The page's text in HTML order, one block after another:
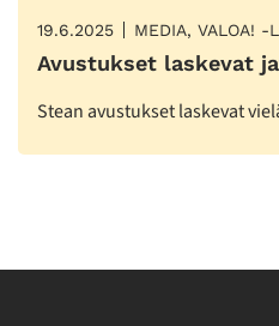
19.6.2025 MEDIA, VALOA! -
Avustukset laskevat
Stean avustukset laskevat